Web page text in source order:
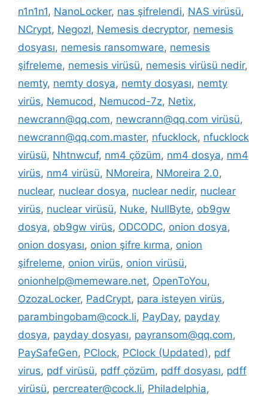
n1n1n1, NanoLocker, nas şifrelendi, NAS virüsü,
NCrypt, NegozI, Nemesis decryptor, nemesis
dosyası, nemesis ransomware, nemesis
şifreleme, nemesis virüsü, nemesis virüsü nedir,
nemty, nemty dosya, nemty dosyası, nemty
virüs, Nemucod, Nemucod-7z, Netix,
newcrann@qq.com, newcrann@qq.com virüsü,
newcrann@qq.com.master, nfucklock, nfucklock
virüsü, Nhtnwcuf, nm4 çözüm, nm4 dosya, nm4
virüs, nm4 virüsü, NMoreira, NMoreira 2.0,
nuclear, nuclear dosya, nuclear nedir, nuclear
virüs, nuclear virüsü, Nuke, NullByte, ob9gw
dosya, ob9gw virüs, ODCODC, onion dosya,
onion dosyası, onion şifre kırma, onion
şifreleme, onion virüs, onion virüsü,
onionhelp@memeware.net, OpenToYou,
OzozaLocker, PadCrypt, para isteyen virüs,
parambingobam@cock.li, PayDay, payday
dosya, payday dosyası, payransom@qq.com,
PaySafeGen, PClock, PClock (Updated), pdf
virus, pdf virüsü, pdff çözüm, pdff dosyası, pdff
virüsü, percreater@cock.li, Philadelphia,